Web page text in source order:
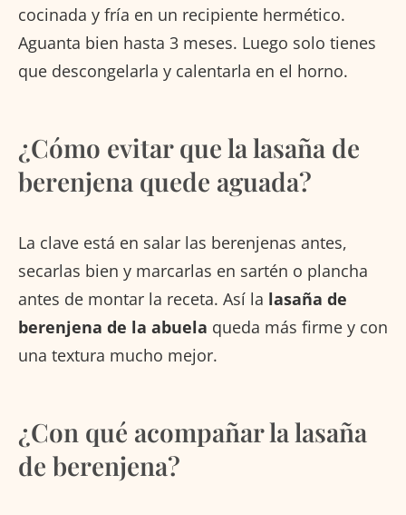
cocinada y fría en un recipiente hermético.
Aguanta bien hasta 3 meses. Luego solo tienes
que descongelarla y calentarla en el horno.
¿Cómo evitar que la lasaña de
berenjena quede aguada?
La clave está en salar las berenjenas antes,
secarlas bien y marcarlas en sartén o plancha
antes de montar la receta. Así la lasaña de
berenjena de la abuela queda más firme y con
una textura mucho mejor.
¿Con qué acompañar la lasaña
de berenjena?